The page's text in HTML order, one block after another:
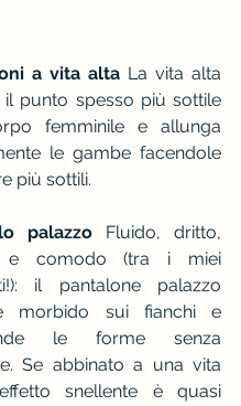
a vita alta La vita alta
il punto spesso più sottile
femminile e allunga
le gambe facendole
più sottili.
palazzo Fluido, dritto,
e comodo (tra i miei
il pantalone palazzo
morbido sui fianchi e
le forme senza
Se abbinato a una vita
snellente è quasi